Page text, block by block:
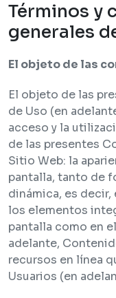
Términos y
generales
El objeto de las
El objeto de las
de Uso (en
acceso y la
de las presentes
Sitio Web: la
pantalla, tanto de
dinámica, es
los elementos
pantalla como en
adelante,
recursos en línea
Usuarios (en